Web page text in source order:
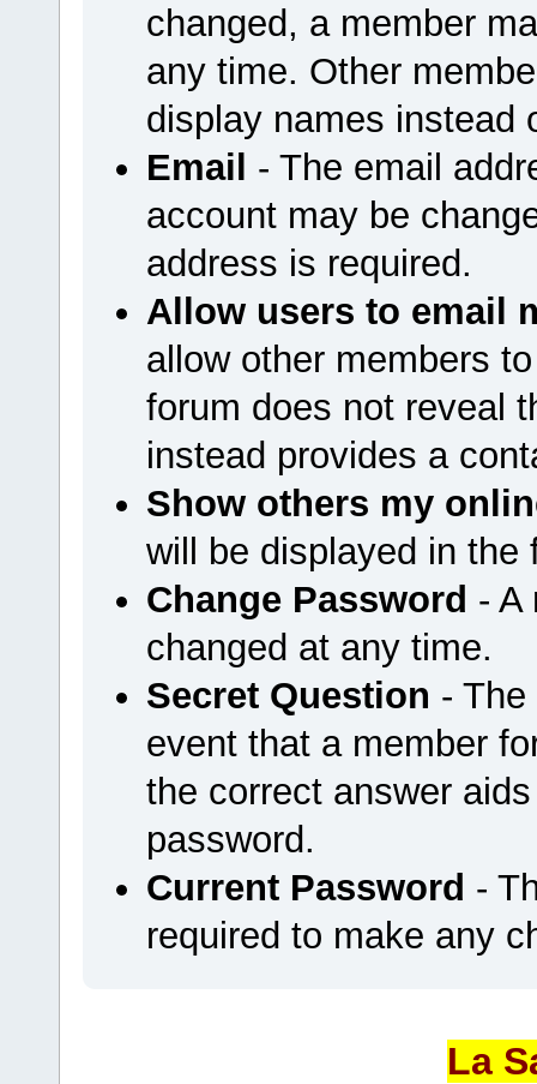
changed, a member
any time. Other
display names instead
Email - The email
account may be
address is required.
Allow users to email
allow other members
forum does not reveal
instead provides a
Show others my
will be displayed in
Change Password - A
changed at any time.
Secret Question -
event that a member
the correct answer
password.
Current Password -
required to make any
La